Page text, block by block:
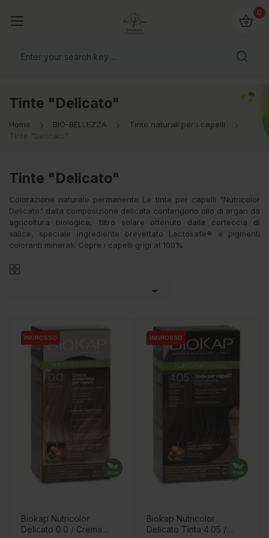
mondo!
0
Tinte "Delicato"
Home BIO-BELLEZZA
Tinte naturali per i capelli
Tinte "Delicato"
Tinte "Delicato"
Colorazione naturale permanente Le tinte per capelli "Nutricolor
Delicato" dalla composizione delicata contengono olio di argan da
agricoltura biologica, filtro solare ottenuto dalla corteccia di
salice, speciale ingrediente brevettato Lactosafe® e pigmenti
coloranti minerali. Copre i capelli grigi al 100%.

INGROSSO
INGROSSO
INGROSSO
Biokap Nutricolor
Delicato 0.0 / Crema
INGROSSO
INGROSSO
INGROSSO
Biokap Nutricolor
Delicato Tinta 4.05 /